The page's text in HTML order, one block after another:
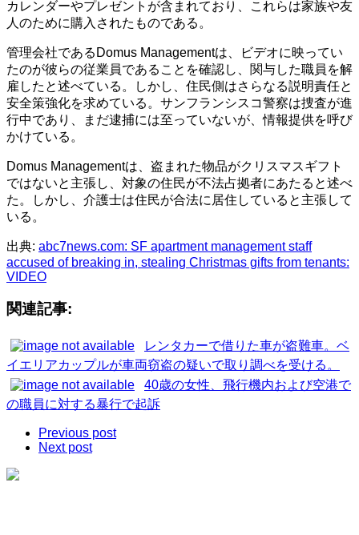
カレンダーやプレゼントが含まれており、これらは家族や友
人のために購入されたものである。
管理会社であるDomus Managementは、ビデオに映ってい
たのが彼らの従業員であることを確認し、関与した職員を解
雇したと述べている。しかし、住民側はさらなる説明責任と
安全策強化を求めている。サンフランシスコ警察は捜査が進
行中であり、まだ逮捕には至っていないが、情報提供を呼び
かけている。
Domus Managementは、盗まれた物品がクリスマスギフト
ではないと主張し、対象の住民が不法占拠者にあたると述べ
た。しかし、介護士は住民が合法に居住していると主張して
いる。
出典: abc7news.com: SF apartment management staff
accused of breaking in, stealing Christmas gifts from tenants:
VIDEO
関連記事:
レンタカーで借りた車が盗難車。ベ
イエリアカップルが車両窃盗の疑いで取り調べを受ける。
40歳の女性、飛行機内および空港で
の職員に対する暴行で起訴
Previous post
Next post